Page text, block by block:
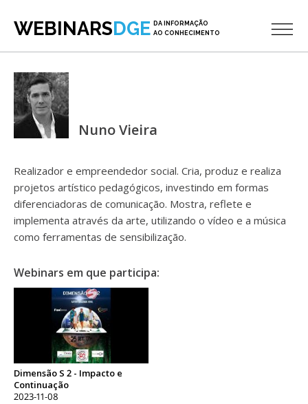
WEBINARSDGE DA INFORMAÇÃO
AO CONHECIMENTO
Nuno Vieira
Realizador e empreendedor social. Cria, produz e realiza
projetos artístico pedagógicos, investindo em formas
diferenciadoras de comunicação. Mostra, reflete e
implementa através da arte, utilizando o vídeo e a música
como ferramentas de sensibilização.
Webinars em que participa:
Dimensão S 2 - Impacto e
Continuação
2023-11-08